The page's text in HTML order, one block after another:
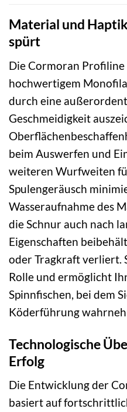
Material und
spürt
Die Cormoran Profiline
hochwertigem
durch eine
Geschmeidigkeit
beim Auswerfen und
weiteren Wurfweiten
Spulengeräusch
Wasseraufnahme des
die Schnur auch nach
Eigenschaften
oder Tragkraft verliert.
Rolle und ermöglicht
Spinnfischen, bei dem
Köderführung
Technologische
Erfolg
Die Entwicklung der
basiert auf